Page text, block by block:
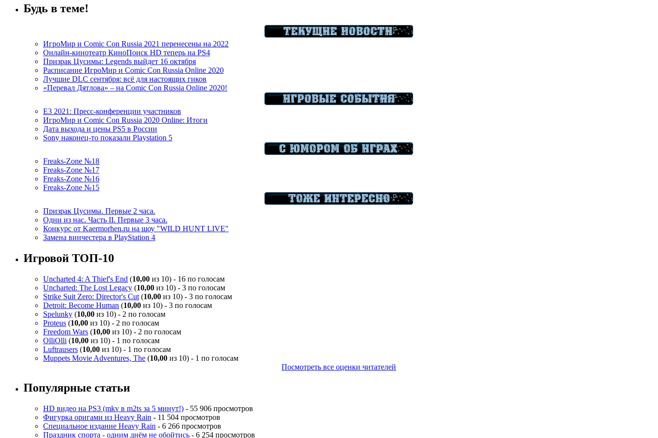
Будь в теме!
ИгроМир и Comic Con Russia 2021 перенесены на 2022
Онлайн-кинотеатр КиноПоиск HD теперь на PS4
Призрак Цусимы: Legends выйдет 16 октября
Расписание ИгроМир и Comic Con Russia Online 2020
Лучшие DLC сентября: всё для настоящих гиков
«Перевал Дятлова» – на Comic Con Russia Online 2020!
E3 2021: Пресс-конференции участников
ИгроМир и Comic Con Russia 2020 Online: Итоги
Дата выхода и цены PS5 в России
Sony наконец-то показали Playstation 5
Freaks-Zone №18
Freaks-Zone №17
Freaks-Zone №16
Freaks-Zone №15
Призрак Цусимы. Первые 2 часа.
Одни из нас. Часть II. Первые 3 часа.
Конкурс от Kaermorhen.ru на шоу "WILD HUNT LIVE"
Замена винчестера в PlayStation 4
Игровой ТОП-10
Uncharted 4: A Thief's End (10,00 из 10) - 16 по голосам
Uncharted: The Lost Legacy (10,00 из 10) - 3 по голосам
Strike Suit Zero: Director's Cut (10,00 из 10) - 3 по голосам
Detroit: Become Human (10,00 из 10) - 3 по голосам
Spelunky (10,00 из 10) - 2 по голосам
Proteus (10,00 из 10) - 2 по голосам
Freedom Wars (10,00 из 10) - 2 по голосам
OlliOlli (10,00 из 10) - 1 по голосам
Luftrausers (10,00 из 10) - 1 по голосам
Muppets Movie Adventures, The (10,00 из 10) - 1 по голосам
Посмотреть все оценки читателей
Популярные статьи
HD видео на PS3 (mkv в m2ts за 5 минут!) - 55 906 просмотров
Фигурка оригами из Heavy Rain - 11 504 просмотров
Специальное издание Heavy Rain - 6 266 просмотров
Праздник спорта - одним днём не обойтись - 6 254 просмотров